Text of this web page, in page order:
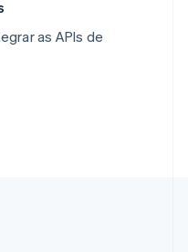
as APIs de